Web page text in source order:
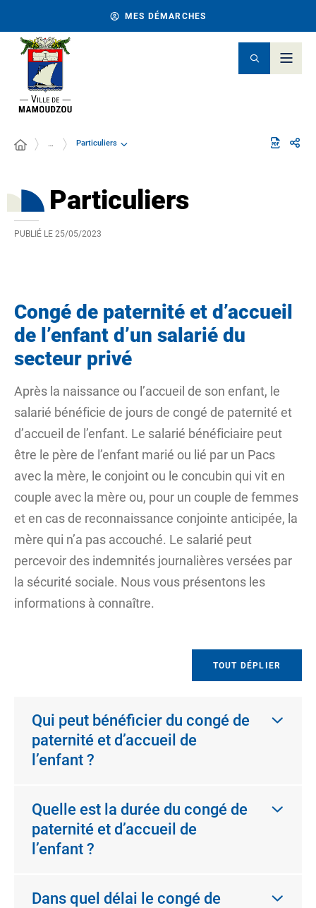
MES DÉMARCHES
… Particuliers
Particuliers
PUBLIÉ LE 25/05/2023
Congé de paternité et d’accueil
de l’enfant d’un salarié du
secteur privé
Après la naissance ou l’accueil de son enfant, le
salarié bénéficie de jours de congé de paternité et
d’accueil de l’enfant. Le salarié bénéficiaire peut
être le père de l’enfant marié ou lié par un Pacs
avec la mère, le conjoint ou le concubin qui vit en
couple avec la mère ou, pour un couple de femmes
et en cas de reconnaissance conjointe anticipée, la
mère qui n’a pas accouché. Le salarié peut
percevoir des indemnités journalières versées par
la sécurité sociale. Nous vous présentons les
informations à connaître.
TOUT DÉPLIER
Qui peut bénéficier du congé de
paternité et d’accueil de
l’enfant ?
Quelle est la durée du congé de
paternité et d’accueil de
l’enfant ?
Dans quel délai le congé de